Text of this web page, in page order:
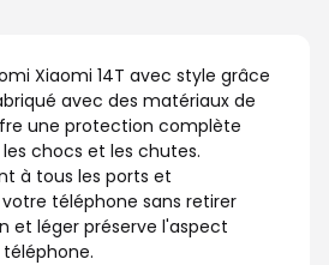
Xiaomi 14T avec style grâce
avec des matériaux de
une protection complète
chocs et les chutes.
à tous les ports et
téléphone sans retirer
et léger préserve l'aspect